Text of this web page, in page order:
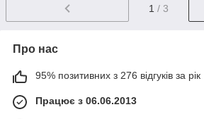
1 / 3
Про нас
95% позитивних з 276 відгуків за рік
Працює з 06.06.2013